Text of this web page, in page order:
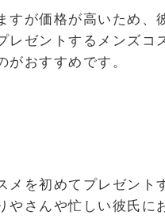
すが価格が高いため、
ゼントするメンズコ
がおすすめです。
を初めてプレゼント
さんや忙しい彼氏に